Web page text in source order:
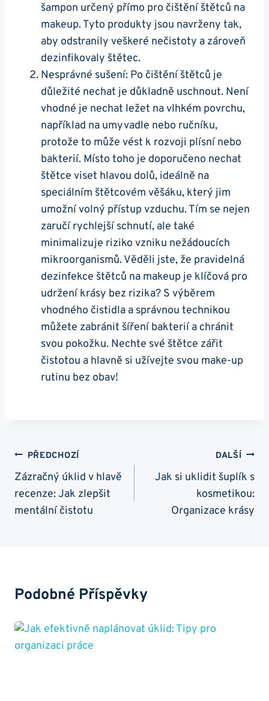
šampon určený přímo pro čištění štětců na
makeup. Tyto produkty jsou navrženy tak,
aby odstranily veškeré nečistoty a zároveň
dezinfikovaly štětec.
Nesprávné sušení: Po čištění štětců je
důležité nechat je důkladně uschnout. Není
vhodné je nechat ležet na vlhkém povrchu,
například na umyvadle nebo ručníku,
protože to může vést k rozvoji plísní nebo
bakterií. Místo toho je doporučeno nechat
štětce viset hlavou dolů, ideálně na
speciálním štětcovém věšáku, který jim
umožní volný přístup vzduchu. Tím se nejen
zaručí rychlejší schnutí, ale také
minimalizuje riziko vzniku nežádoucích
mikroorganismů. Věděli jste, že pravidelná
dezinfekce štětců na makeup je klíčová pro
udržení krásy bez rizika? S výběrem
vhodného čistidla a správnou technikou
můžete zabránit šíření bakterií a chránit
svou pokožku. Nechte své štětce zářit
čistotou a hlavně si užívejte svou make-up
rutinu bez obav!
Navigace
Pro
Příspěvek
PŘEDCHOZÍ
Zázračný úklid v hlavě
recenze: Jak zlepšit
mentální čistotu
DALŠÍ
Jak si uklidit šuplík s
kosmetikou:
Organizace krásy
Podobné Příspěvky